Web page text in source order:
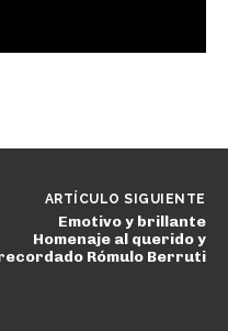
ARTÍCULO SIGUIENTE
Emotivo y brillante
Homenaje al querido y
Rómulo Berruti